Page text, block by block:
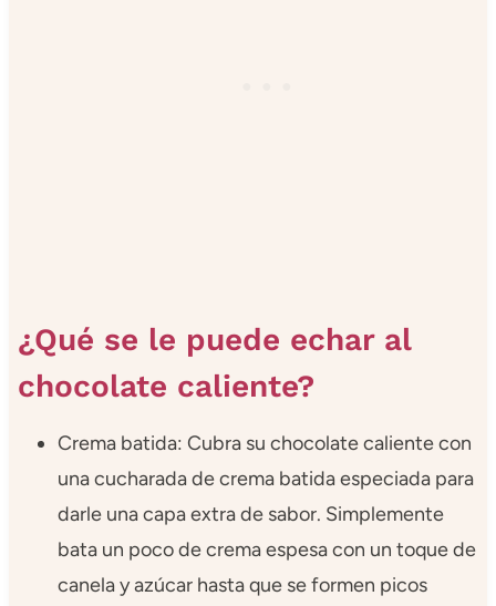
¿Qué se le puede echar al
chocolate caliente?
Crema batida: Cubra su chocolate caliente con
una cucharada de crema batida especiada para
darle una capa extra de sabor. Simplemente
bata un poco de crema espesa con un toque de
canela y azúcar hasta que se formen picos